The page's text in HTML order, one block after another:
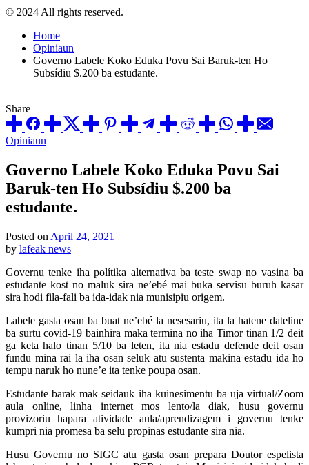
© 2024 All rights reserved.
Home
Opiniaun
Governo Labele Koko Eduka Povu Sai Baruk-ten Ho
Subsídiu $.200 ba estudante.
Share
Posted
Opiniaun
Governo Labele Koko Eduka Povu Sai
Baruk-ten Ho Subsídiu $.200 ba
estudante.
Posted on April 24, 2021
by lafeak news
Governu tenke iha polítika alternativa ba teste swap no vasina ba
estudante kost no maluk sira ne’ebé mai buka servisu buruh kasar
sira hodi fila-fali ba ida-idak nia munisipiu origem.
Labele gasta osan ba buat ne’ebé la nesesariu, ita la hatene dateline
ba surtu covid-19 bainhira maka termina no iha Timor tinan 1/2 deit
ga keta halo tinan 5/10 ba leten, ita nia estadu defende deit osan
fundu mina rai la iha osan seluk atu sustenta makina estadu ida ho
tempu naruk ho nune’e ita tenke poupa osan.
Estudante barak mak seidauk iha kuinesimentu ba uja virtual/Zoom
aula online, linha internet mos lento/la diak, husu governu
provizoriu hapara atividade aula/aprendizagem i governu tenke
kumpri nia promesa ba selu propinas estudante sira nia.
Husu Governu no SIGC atu gasta osan prepara Doutor espelista